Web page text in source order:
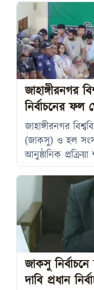
নির্বাচনের
শুরু হয়েছে নারীর
তবে সাদিক
বলেছেন,
হস্তক্ষেপ থাকবে না। সাদিক কায়েম
দেওয়া এক
জাহাঙ্গীরনগর
নির্বাচনের
জাহাঙ্গীরনগর
(জাকসু) ও হল
আনুষ্ঠানিক
পর শুরু হয়েছে।
নির্বাচন কমিশন
করছে। দীর্ঘ
দিকে চোখ রেখেছেন। গত বৃহস্পতিবার
৯টা থেকে বিকেল
আবাসিক হলে
হওয়ার পর
জাকসু
দাবি প্রধান